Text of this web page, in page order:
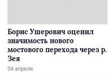
Борис Ушерович оценил
значимость нового
мостового перехода через р.
Зея
04 апреля